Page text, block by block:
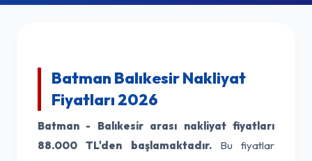
Batman Balıkesir Nakliyat
Fiyatları 2026
Batman - Balıkesir arası nakliyat fiyatları
88.000 TL'den başlamaktadır.Bu fiyatlar